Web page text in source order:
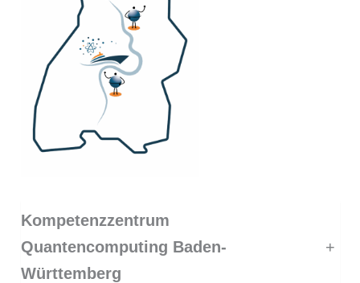
Kompetenzzentrum
Quantencomputing Baden-
Württemberg
+